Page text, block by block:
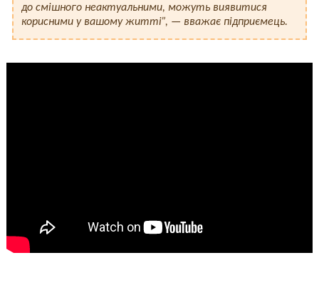
до смішного неактуальними, можуть виявитися
корисними у вашому житті”, — вважає підприємець.